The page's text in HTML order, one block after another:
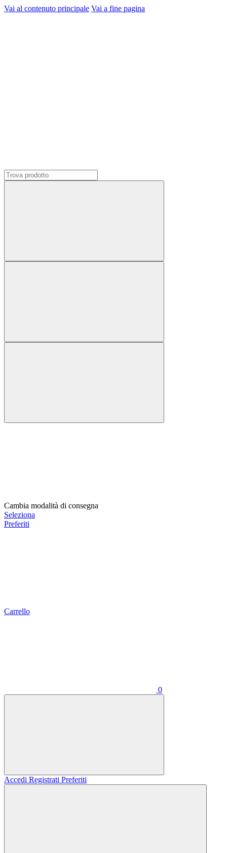
Vai al contenuto principale Vai a fine pagina
Cambia modalità di consegna
Seleziona
Preferiti
Carrello
0
Accedi Registrati Preferiti